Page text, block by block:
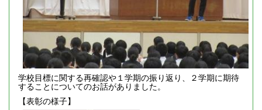
学校目標に関する再確認や１学期の振り返り、２学期に期待
することについてのお話がありました。
【表彰の様子】